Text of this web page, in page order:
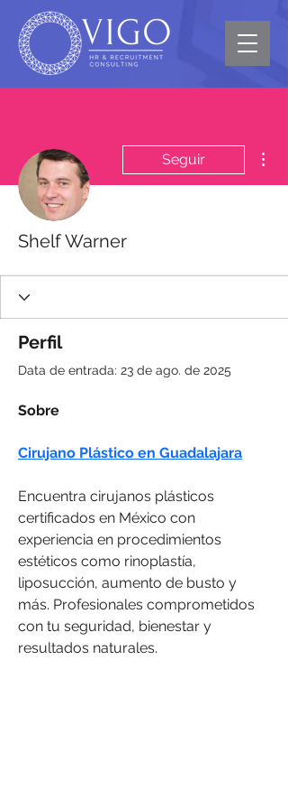
Seguir
Shelf Warner
Perfil
Data de entrada: 23 de ago. de 2025
Sobre
Cirujano Plástico en Guadalajara
Encuentra cirujanos plásticos
certificados en México con
experiencia en procedimientos
estéticos como rinoplastía,
liposucción, aumento de busto y
más. Profesionales comprometidos
con tu seguridad, bienestar y
resultados naturales.